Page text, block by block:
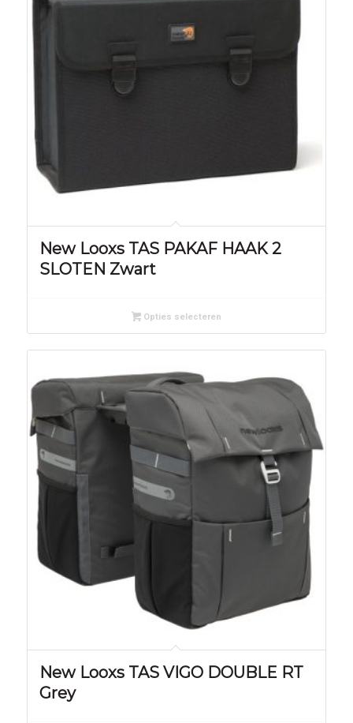
New Looxs TAS PAKAF HAAK 2
SLOTEN Zwart
Opties selecteren
New Looxs TAS VIGO DOUBLE RT
Grey